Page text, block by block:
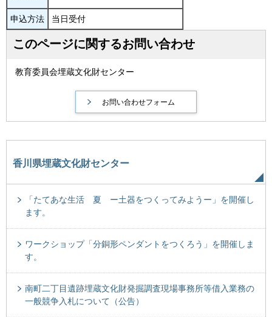
申込方法 当日受付
このページに関するお問い合わせ
教育委員会埋蔵文化財センター
香川県埋蔵文化財センター
「たてあな生活 夏 ー土器をつくってみようー」を開催し
ます。
ワークショップ「分銅形ペンダントをつくろう」を開催しま
す。
南町二丁目遺跡埋蔵文化財発掘調査現場事務所等借入業務の
一般競争入札について（公告）